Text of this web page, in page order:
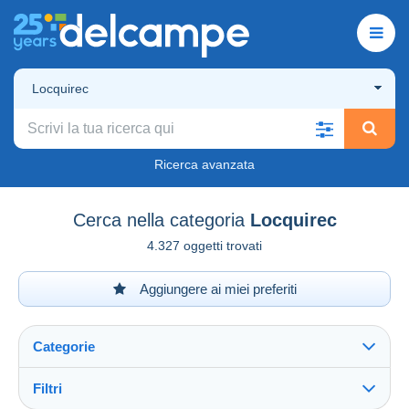
Locquirec
Ricerca avanzata
Cerca nella categoria Locquirec
4.327 oggetti trovati
Aggiungere ai miei preferiti
Categorie
Filtri